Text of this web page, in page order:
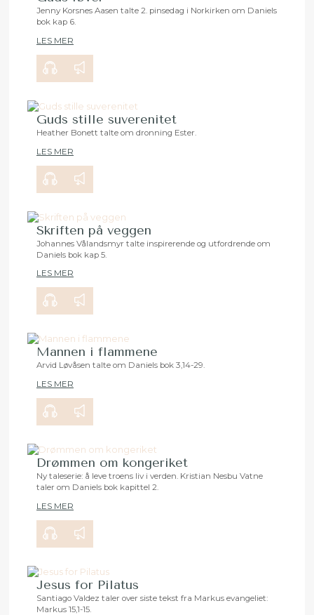
Jenny Korsnes Aasen talte 2. pinsedag i Norkirken om Daniels
bok kap 6.
LES MER
Guds stille suverenitet
00:00
Heather Bonett talte om dronning Ester.
LES MER
Skriften på veggen
Johannes Vålandsmyr talte inspirerende og utfordrende om
Daniels bok kap 5.
LES MER
Mannen i flammene
00:00
Arvid Løvåsen talte om Daniels bok 3,14-29.
LES MER
Drømmen om kongeriket
Ny taleserie: å leve troens liv i verden. Kristian Nesbu Vatne
taler om Daniels bok kapittel 2.
LES MER
Jesus for Pilatus
Santiago Valdez taler over siste tekst fra Markus evangeliet:
Markus 15,1-15.